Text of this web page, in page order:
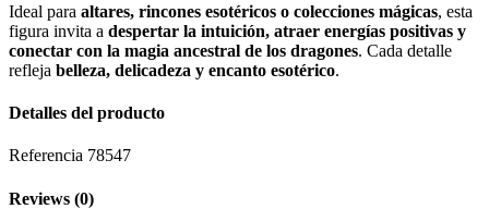
Ideal para altares, rincones esotéricos o colecciones mágicas, esta
figura invita a despertar la intuición, atraer energías positivas y
conectar con la magia ancestral de los dragones. Cada detalle
refleja belleza, delicadeza y encanto esotérico.
Detalles del producto
Referencia 78547
Reviews (0)